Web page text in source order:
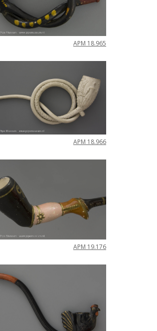
APM 18.965
APM 18.966
APM 19.176